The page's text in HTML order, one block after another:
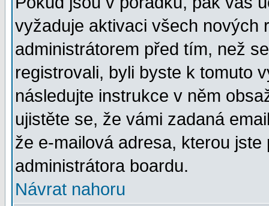
vyžaduje aktivaci všech nových
administrátorem před tím, než
registrovali, byli byste k tomuto
následujte instrukce v něm
ujistěte se, že vámi zadaná
že e-mailová adresa, kterou
administrátora boardu.
Návrat nahoru